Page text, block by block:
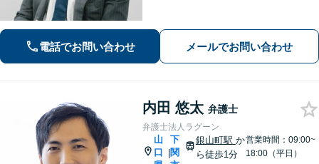
ています。どんな小さなお悩みでも誠
心誠意お伺いいたします。気軽にご相
電話でお問い合わせ メールでお問い合わせ
内田 悠太 弁護士
弁護士法人ラグーン
山
口
|
下
関
銀山町駅 か
ら徒歩1分
営業時間：09:00~
18:00（平日）